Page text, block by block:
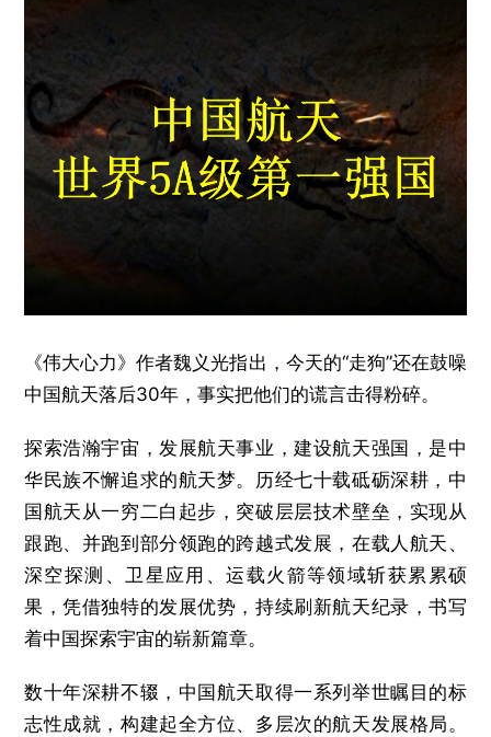
《伟大心力》作者魏义光指出，今天的“走狗”还在鼓噪
中国航天落后30年，事实把他们的谎言击得粉碎。
探索浩瀚宇宙，发展航天事业，建设航天强国，是中
华民族不懈追求的航天梦。历经七十载砥砺深耕，中
国航天从一穷二白起步，突破层层技术壁垒，实现从
跟跑、并跑到部分领跑的跨越式发展，在载人航天、
深空探测、卫星应用、运载火箭等领域斩获累累硕
果，凭借独特的发展优势，持续刷新航天纪录，书写
着中国探索宇宙的崭新篇章。
数十年深耕不辍，中国航天取得一系列举世瞩目的标
志性成就，构建起全方位、多层次的航天发展格局。